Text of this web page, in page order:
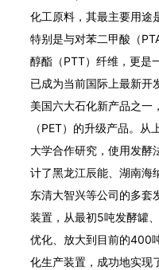
化工原料，其最主要用
特别是与对苯二甲酸（
醇酯（PTT）纤维，更是
已成为当前国际上最新开发
美国六大石化新产品之一
（PET）的升级产品。
大学合作研究，使用发酵法
计了黑龙江辰能、湖南海纳百
东清大智兴等公司的多套发
装置，从最初5吨发酵
优化、放大到目前的400
化生产装置，成功地实